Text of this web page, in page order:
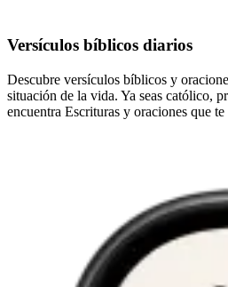
Versículos bíblicos diarios
Descubre versículos bíblicos y
situación de la vida. Ya seas católico,
encuentra Escrituras y oraciones que